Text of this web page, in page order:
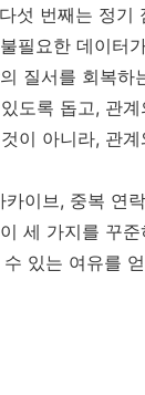
섯 번째는 정기
필요한 데이터
질서를 회복하
도록 돕고, 관
이 아니라, 관
이브, 중복 연
세 가지를 꾸
있는 여유를